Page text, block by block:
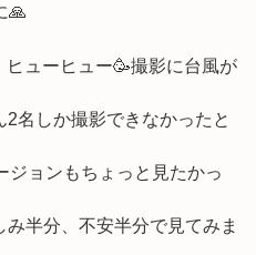
🙏
ューヒュー🥳撮影に台風が
名しか撮影できなかったと
ジョンもちょっと見たかっ
半分、不安半分で見てみま